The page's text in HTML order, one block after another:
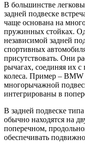
В большинстве
задней подвеске
чаще основана на
пружинных стойках.
независимой задней
спортивных
присутствовать. Они
рычагах, соединяя их
колеса. Пример –
многорычажной
интегрированы в
В задней подвеске типа
обычно находятся на
поперечном,
обеспечивать